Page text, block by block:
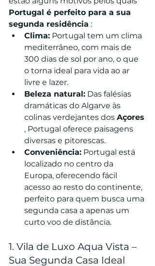
Portugal é perfeito para a sua
segunda residência :
Clima: Portugal tem um clima
mediterrâneo, com mais de
300 dias de sol por ano, o que
o torna ideal para vida ao ar
livre e lazer.
Beleza natural: Das falésias
dramáticas do Algarve às
colinas verdejantes dos Açores
, Portugal oferece paisagens
diversas e pitorescas.
Conveniência: Portugal está
localizado no centro da
Europa, oferecendo fácil
acesso ao resto do continente,
perfeito para quem busca uma
segunda casa a apenas um
curto voo de distância.
1. Vila de Luxo Aqua Vista –
Sua Segunda Casa Ideal